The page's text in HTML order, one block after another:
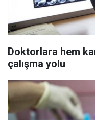
Doktorlara hem
çalışma yolu